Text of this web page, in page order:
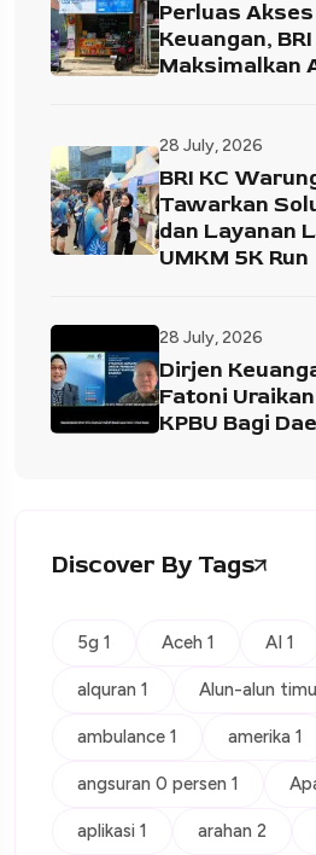
Perluas
Keuangan,
Maksimalkan
28 July, 2026
BRI KC
Tawarkan
dan Layanan
UMKM 5K Run
28 July, 2026
Dirjen
Fatoni
KPBU Bagi
Discover By Tags
5g 1 Aceh 1 AI 1
alquran 1 Alun-alun
ambulance 1 amerika 1
angsuran 0 persen 1
aplikasi 1 arahan 2